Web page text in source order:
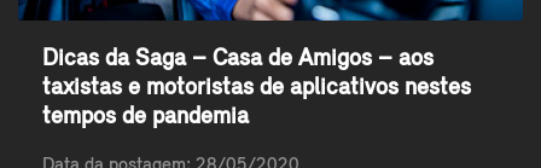
Dicas da Saga – Casa de Amigos – aos
taxistas e motoristas de aplicativos nestes
tempos de pandemia